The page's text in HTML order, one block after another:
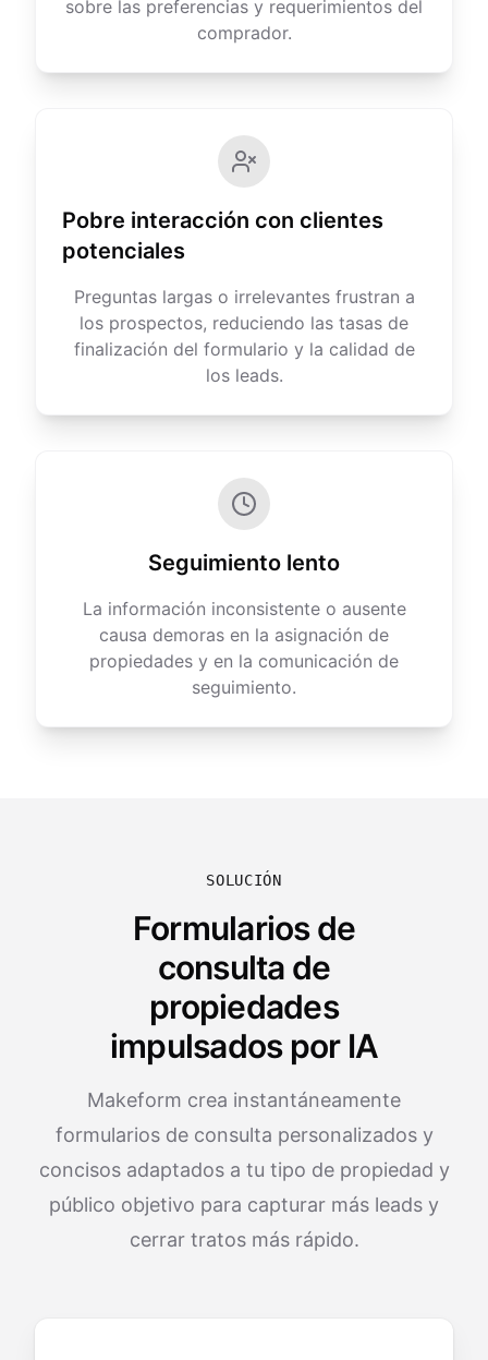
sobre las preferencias y requerimientos del
comprador.
Pobre interacción con clientes
potenciales
Preguntas largas o irrelevantes frustran a
los prospectos, reduciendo las tasas de
finalización del formulario y la calidad de
los leads.
Seguimiento lento
La información inconsistente o ausente
causa demoras en la asignación de
propiedades y en la comunicación de
seguimiento.
SOLUCIÓN
Formularios de
consulta de
propiedades
impulsados por IA
Makeform crea instantáneamente
formularios de consulta personalizados y
concisos adaptados a tu tipo de propiedad y
público objetivo para capturar más leads y
cerrar tratos más rápido.